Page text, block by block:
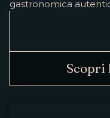
gastronomica
Scopri